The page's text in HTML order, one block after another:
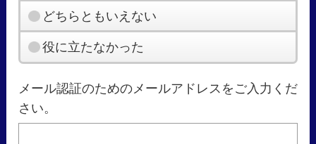
どちらともいえない
役に立たなかった
メール認証のためのメールアドレスをご入力くだ
さい。